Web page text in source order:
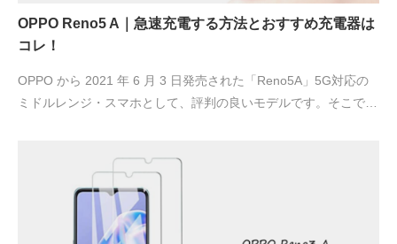
OPPO Reno5 A｜急速充電する方法とおすすめ充電器は
コレ！
OPPO から 2021 年 6 月 3 日発売された「Reno5A」5G対応の
ミドルレンジ・スマホとして、評判の良いモデルです。そこで…